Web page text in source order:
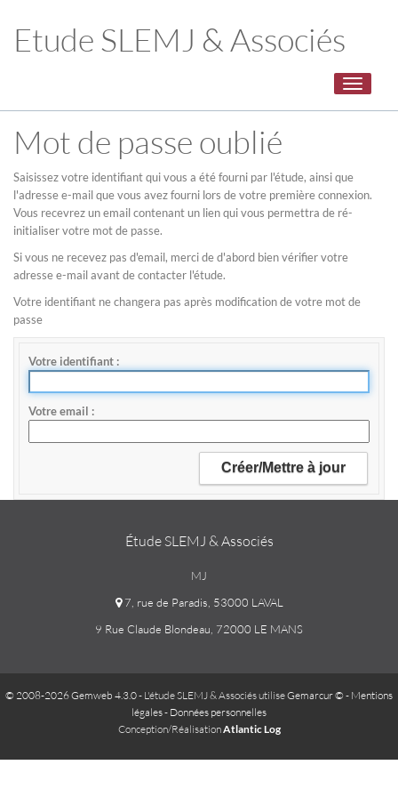
Etude SLEMJ & Associés
Toggle
Mot de passe oublié
Saisissez votre identifiant qui vous a été fourni par l'étude, ainsi que
l'adresse e-mail que vous avez fourni lors de votre première connexion.
Vous recevrez un email contenant un lien qui vous permettra de ré-
initialiser votre mot de passe.
Si vous ne recevez pas d'email, merci de d'abord bien vérifier votre
adresse e-mail avant de contacter l'étude.
Votre identifiant ne changera pas après modification de votre mot de
passe
Votre identifiant
Votre email
Étude SLEMJ & Associés
MJ
7, rue de Paradis, 53000 LAVAL
9 Rue Claude Blondeau, 72000 LE MANS
© 2008-2026 Gemweb 4.3.0- L'étude SLEMJ & Associés utiliseGemarcur © - Mentions
légales- Données personnelles
Conception/RéalisationAtlantic Log